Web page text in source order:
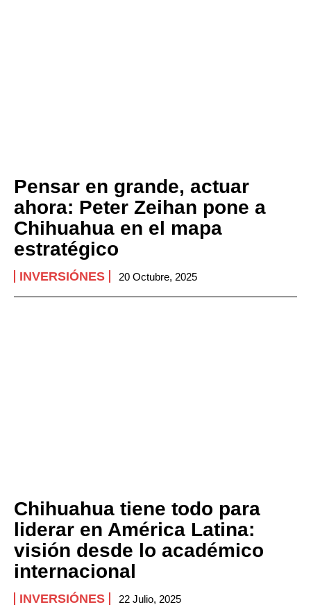
Pensar en grande, actuar
ahora: Peter Zeihan pone a
Chihuahua en el mapa
estratégico
INVERSIÓNES 20 Octubre, 2025
Chihuahua tiene todo para
liderar en América Latina:
visión desde lo académico
internacional
INVERSIÓNES 22 Julio, 2025